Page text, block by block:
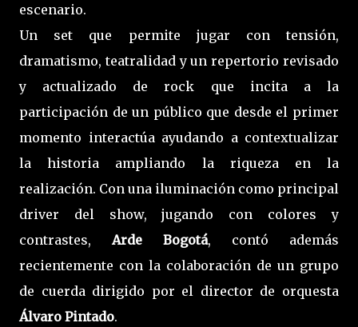
escenario.
Un set que permite jugar con tensión,
dramatismo, teatralidad y un repertorio revisado
y actualizado de rock que incita a la
participación de un público que desde el primer
momento interactúa ayudando a contextualizar
la historia ampliando la riqueza en la
realización. Con una iluminación como principal
driver del show, jugando con colores y
contrastes, Arde Bogotá, contó además
recientemente con la colaboración de un grupo
de cuerda dirigido por el director de orquesta
Álvaro Pintado.